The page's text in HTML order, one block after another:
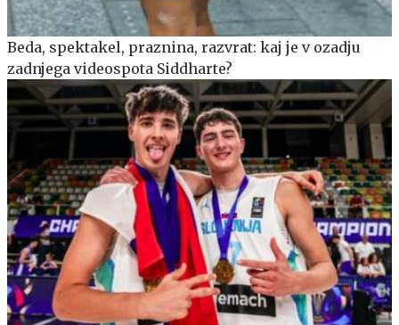
Beda, spektakel, praznina, razvrat: kaj je v ozadju
zadnjega videospota Siddharte?